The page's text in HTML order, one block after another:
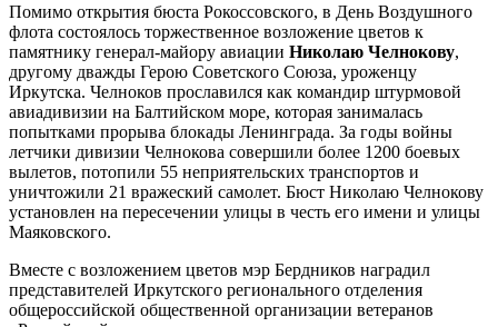
Помимо открытия бюста Рокоссовского, в День Воздушного
флота состоялось торжественное возложение цветов к
памятнику генерал-майору авиации Николаю Челнокову,
другому дважды Герою Советского Союза, уроженцу
Иркутска. Челноков прославился как командир штурмовой
авиадивизии на Балтийском море, которая занималась
попытками прорыва блокады Ленинграда. За годы войны
летчики дивизии Челнокова совершили более 1200 боевых
вылетов, потопили 55 неприятельских транспортов и
уничтожили 21 вражеский самолет. Бюст Николаю Челнокову
установлен на пересечении улицы в честь его имени и улицы
Маяковского.
Вместе с возложением цветов мэр Бердников наградил
представителей Иркутского регионального отделения
общероссийской общественной организации ветеранов